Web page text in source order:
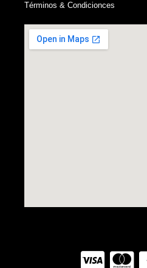
Términos & Condicionces